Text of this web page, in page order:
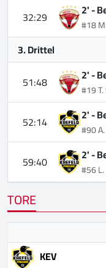
32:29 2' -
#18
3. Drittel
51:48
2' -
#19
52:14 2' -
#90
59:40 2' -
#56
TORE
KEV